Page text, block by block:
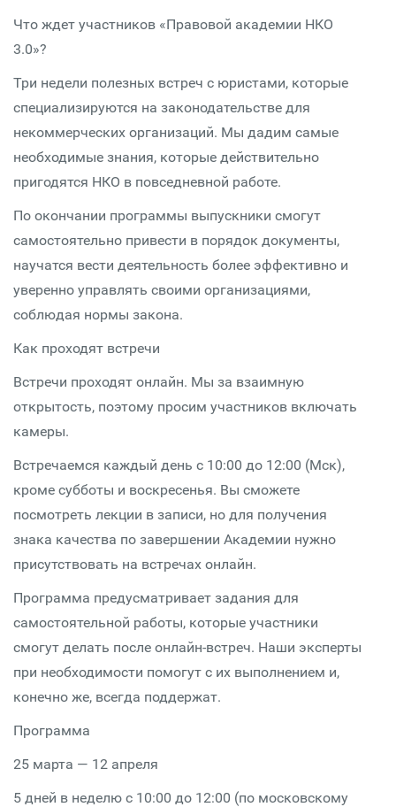
Что ждет участников «Правовой академии НКО
3.0»?
Три недели полезных встреч с юристами, которые
специализируются на законодательстве для
некоммерческих организаций. Мы дадим самые
необходимые знания, которые действительно
пригодятся НКО в повседневной работе.
По окончании программы выпускники смогут
самостоятельно привести в порядок документы,
научатся вести деятельность более эффективно и
уверенно управлять своими организациями,
соблюдая нормы закона.
Как проходят встречи
Встречи проходят онлайн. Мы за взаимную
открытость, поэтому просим участников включать
камеры.
Встречаемся каждый день с 10:00 до 12:00 (Мск),
кроме субботы и воскресенья. Вы сможете
посмотреть лекции в записи, но для получения
знака качества по завершении Академии нужно
присутствовать на встречах онлайн.
Программа предусматривает задания для
самостоятельной работы, которые участники
смогут делать после онлайн-встреч. Наши эксперты
при необходимости помогут с их выполнением и,
конечно же, всегда поддержат.
Программа
25 марта — 12 апреля
5 дней в неделю с 10:00 до 12:00 (по московскому